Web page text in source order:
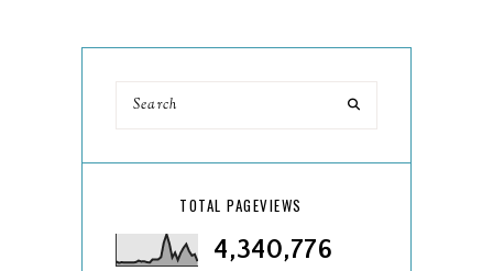
TOTAL PAGEVIEWS
4,340,776